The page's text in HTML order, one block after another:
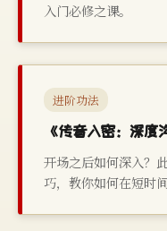
入门必修之课。
进阶功法
《传音入密：深度
开场之后如何深入？
巧，教你如何在短时